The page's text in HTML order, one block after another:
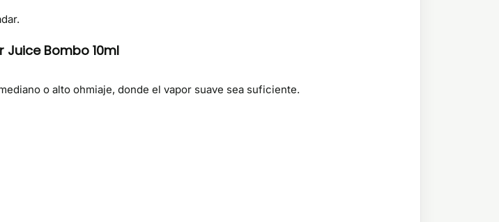
Bombo 10ml
o alto ohmiaje, donde el vapor suave sea suficiente.